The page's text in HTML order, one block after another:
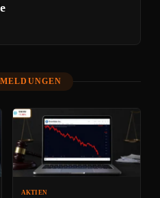
AKTIEN